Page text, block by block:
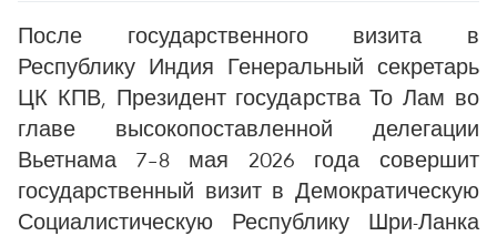
После государственного визита в
Республику Индия Генеральный секретарь
ЦК КПВ, Президент государства То Лам во
главе высокопоставленной делегации
Вьетнама 7–8 мая 2026 года совершит
государственный визит в Демократическую
Социалистическую Республику Шри-Ланка